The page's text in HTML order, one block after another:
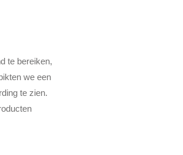
te bereiken,
we een
te zien.